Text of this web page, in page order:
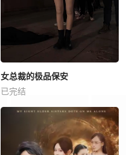
女总裁的极品保安
已完结